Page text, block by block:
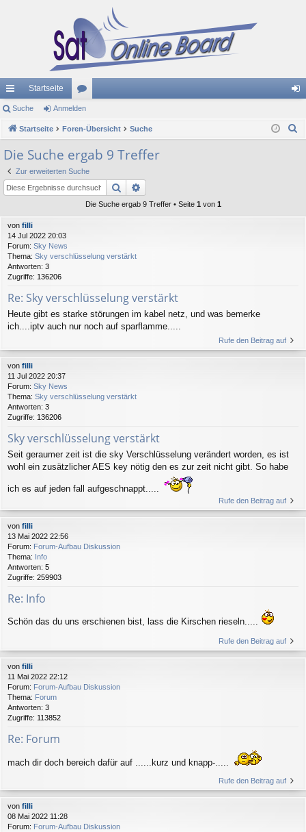
ch
ne
llz
ug
riff
Startseite
or
en m
Suche Anmelden
Startseite Foren-Übersicht Suche
Die Suche ergab 9 Treffer
Zur erweiterten Suche
Suche
Die Suche ergab 9 Treffer • Seite 1 von 1
von filli
14 Jul 2022 20:03
Forum: Sky News
Thema: Sky verschlüsselung verstärkt
Antworten: 3
Zugriffe: 136206
Re: Sky verschlüsselung verstärkt
Heute gibt es starke störungen im kabel netz, und was bemerke
ich....iptv auch nur noch auf sparflamme.....
Rufe den Beitrag auf
von filli
11 Jul 2022 20:37
Forum: Sky News
Thema: Sky verschlüsselung verstärkt
Antworten: 3
Zugriffe: 136206
Sky verschlüsselung verstärkt
Seit geraumer zeit ist die sky Verschlüsselung verändert worden, es ist
wohl ein zusätzlicher AES key nötig den es zur zeit nicht gibt. So habe
ich es auf jeden fall aufgeschnappt.....
Rufe den Beitrag auf
von filli
13 Mai 2022 22:56
Forum: Forum-Aufbau Diskussion
Thema: Info
Antworten: 5
Zugriffe: 259903
Re: Info
Schön das du uns erschienen bist, lass die Kirschen rieseln.....
Rufe den Beitrag auf
von filli
11 Mai 2022 22:12
Forum: Forum-Aufbau Diskussion
Thema: Forum
Antworten: 3
Zugriffe: 113852
Re: Forum
mach dir doch bereich dafür auf ......kurz und knapp-.....
Rufe den Beitrag auf
von filli
08 Mai 2022 11:28
Forum: Forum-Aufbau Diskussion